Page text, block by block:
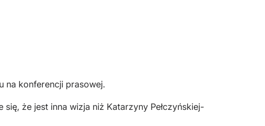
na konferencji prasowej.
że jest inna wizja niż Katarzyny Pełczyńskiej-